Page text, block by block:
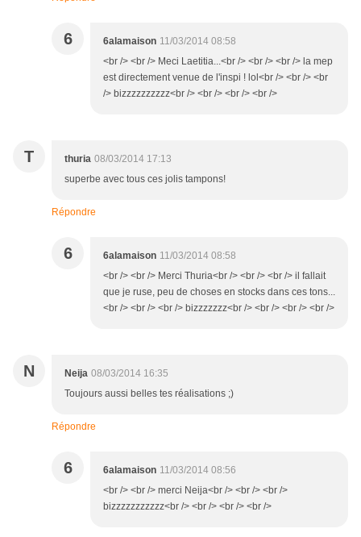
6 6alamaison 11/03/2014 08:58
<br /> <br /> Meci Laetitia...<br /> <br /> <br /> la mep
est directement venue de l'inspi ! lol<br /> <br /> <br
/> bizzzzzzzzzz<br /> <br /> <br /> <br />
T thuria 08/03/2014 17:13
superbe avec tous ces jolis tampons!
Répondre
6 6alamaison 11/03/2014 08:58
<br /> <br /> Merci Thuria<br /> <br /> <br /> il fallait
que je ruse, peu de choses en stocks dans ces tons...
<br /> <br /> <br /> bizzzzzzz<br /> <br /> <br /> <br />
N Neija 08/03/2014 16:35
Toujours aussi belles tes réalisations ;)
Répondre
6 6alamaison 11/03/2014 08:56
<br /> <br /> merci Neija<br /> <br /> <br />
bizzzzzzzzzzz<br /> <br /> <br /> <br />